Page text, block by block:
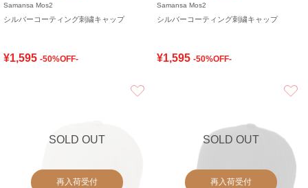
Samansa Mos2
シルバーコーティング刺繍キャップ
¥1,595 -50%OFF-
Samansa Mos2
シルバーコーティング刺繍キャップ
¥1,595 -50%OFF-
SOLD OUT
再入荷受付
SOLD OUT
再入荷受付